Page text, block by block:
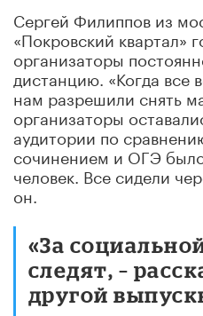
Сергей Филиппов из
«Покровский квартал»
организаторы
дистанцию. «Когда все
нам разрешили снять
организаторы
аудитории по
сочинением и ОГЭ
человек. Все сидели
он.
«За
следят, –
другой